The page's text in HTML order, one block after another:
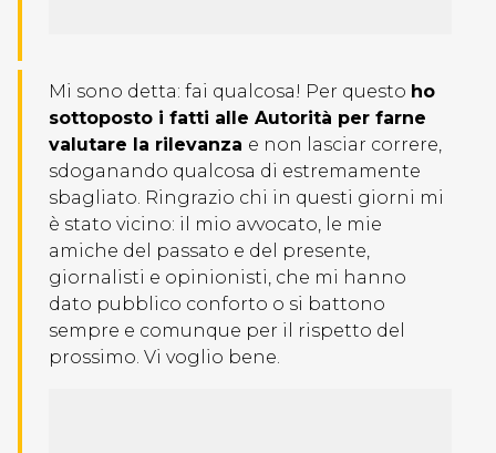
Mi sono detta: fai qualcosa! Per questo ho
sottoposto i fatti alle Autorità per farne
valutare la rilevanza e non lasciar correre,
sdoganando qualcosa di estremamente
sbagliato. Ringrazio chi in questi giorni mi
è stato vicino: il mio avvocato, le mie
amiche del passato e del presente,
giornalisti e opinionisti, che mi hanno
dato pubblico conforto o si battono
sempre e comunque per il rispetto del
prossimo. Vi voglio bene.